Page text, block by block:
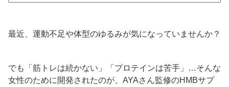
最近、運動不足や体型のゆるみが気になっていませんか？
でも「筋トレは続かない」「プロテインは苦手」…そんな
女性のために開発されたのが、AYAさん監修のHMBサプ